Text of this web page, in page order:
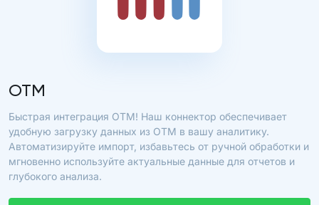
OTM
Быстрая интеграция OTM! Наш коннектор обеспечивает
удобную загрузку данных из OTM в вашу аналитику.
Автоматизируйте импорт, избавьтесь от ручной обработки и
мгновенно используйте актуальные данные для отчетов и
глубокого анализа.